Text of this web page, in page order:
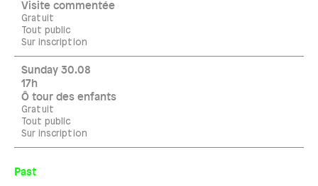
Visite commentée
Gratuit
Tout public
Sur inscription
Sunday 30.08
17h
Ô tour des enfants
Gratuit
Tout public
Sur inscription
Past